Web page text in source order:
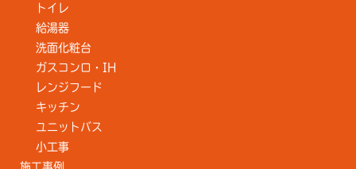
トイレ
給湯器
洗面化粧台
ガスコンロ・IH
レンジフード
キッチン
ユニットバス
小工事
施工事例